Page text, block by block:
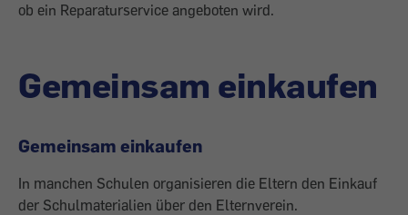
ob ein Reparaturservice angeboten wird.
Gemeinsam einkaufen
Gemeinsam einkaufen
In manchen Schulen organisieren die Eltern den Einkauf
der Schulmaterialien über den Elternverein.